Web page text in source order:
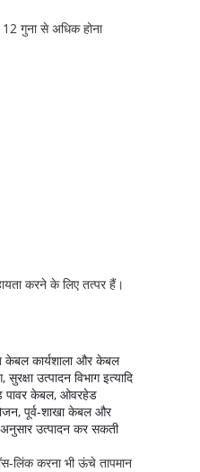
गुना से अधिक होना
करने के लिए तत्पर हैं।
केबल कार्यशाला और केबल
उत्पादन विभाग इत्यादि
पावर केबल, ओवरहेड
पूर्व-शाखा केबल और
अनुसार उत्पादन कर सकती
लिंक करना भी ऊंचे तापमान